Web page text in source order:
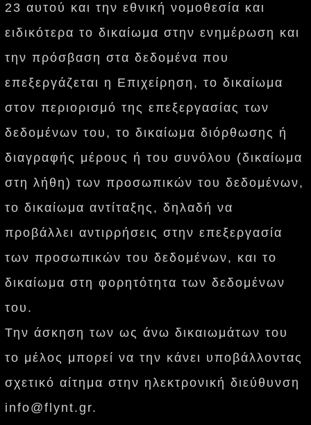
23 αυτού και την εθνική νομοθεσία και
ειδικότερα το δικαίωμα στην ενημέρωση και
την πρόσβαση στα δεδομένα που
επεξεργάζεται η Επιχείρηση, το δικαίωμα
στον περιορισμό της επεξεργασίας των
δεδομένων του, το δικαίωμα διόρθωσης ή
διαγραφής μέρους ή του συνόλου (δικαίωμα
στη λήθη) των προσωπικών του δεδομένων,
το δικαίωμα αντίταξης, δηλαδή να
προβάλλει αντιρρήσεις στην επεξεργασία
των προσωπικών του δεδομένων, και το
δικαίωμα στη φορητότητα των δεδομένων
του.
Την άσκηση των ως άνω δικαιωμάτων του
το μέλος μπορεί να την κάνει υποβάλλοντας
σχετικό αίτημα στην ηλεκτρονική διεύθυνση
info@flynt.gr.